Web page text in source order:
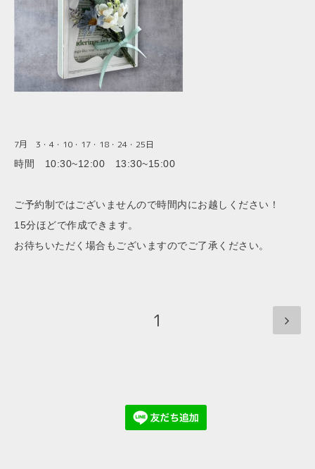
7月 3・4・10・17・18・24・25日
時間 10:30~12:00 13:30~15:00
ご予約制ではございませんので時間内にお越しください！
15分ほどで作成できます。
お待ちいただく場合もございますのでご了承ください。
1